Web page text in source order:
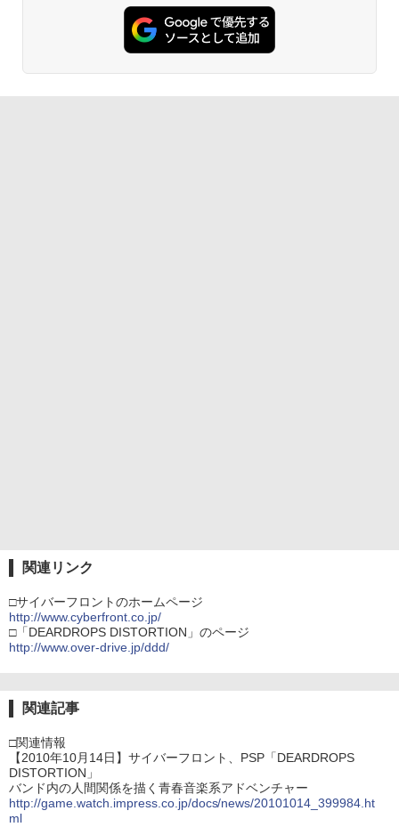
関連リンク
□サイバーフロントのホームページ
http://www.cyberfront.co.jp/
□「DEARDROPS DISTORTION」のページ
http://www.over-drive.jp/ddd/
関連記事
□関連情報
【2010年10月14日】サイバーフロント、PSP「DEARDROPS
DISTORTION」
バンド内の人間関係を描く青春音楽系アドベンチャー
http://game.watch.impress.co.jp/docs/news/20101014_399984.ht
ml